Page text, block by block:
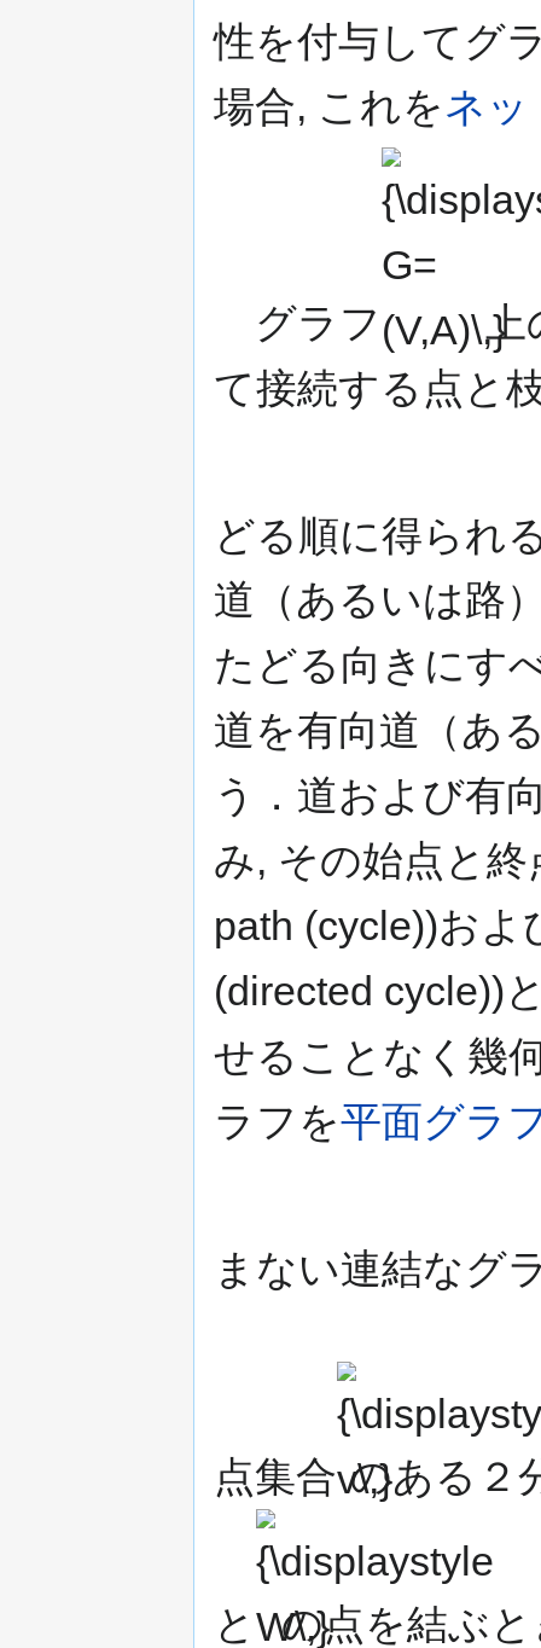
性を付与してグ
場合, これをネッ
グラフ
{\displaystyle
G=(V,A)\,}
上
て接続する点と
どる順に得られ
道（あるいは路
たどる向きにす
道を有向道（あ
う．道および有
み, その始点と
path (cycle))およ
(directed cycle))
せることなく幾
ラフを平面グラ
まない連結なグ
点集合 のある２
と
{\displaystyle
W\,}
の点を結ぶ